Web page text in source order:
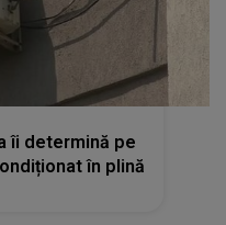
îi determină pe
în plină